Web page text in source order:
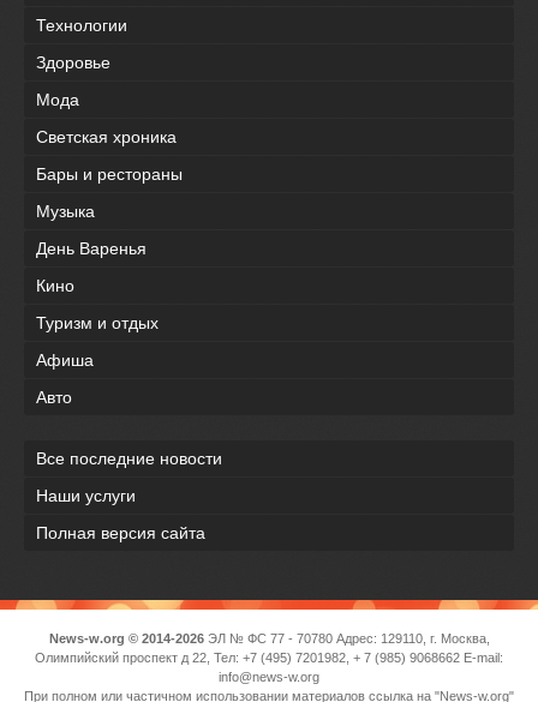
Технологии
Здоровье
Мода
Светская хроника
Бары и рестораны
Музыка
День Варенья
Кино
Туризм и отдых
Афиша
Авто
Все последние новости
Наши услуги
Полная версия сайта
News-w.org © 2014-2026ЭЛ № ФС 77 - 70780 Адрес: 129110, г. Москва,
Олимпийский проспект д 22, Тел: +7 (495) 7201982, + 7 (985) 9068662 E-mail:
info@news-w.org
При полном или частичном использовании материалов ссылка на "News-w.org"